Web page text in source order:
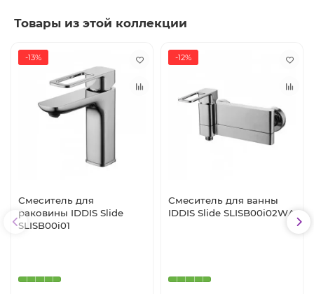
Товары из этой коллекции
-13%
Смеситель для
раковины IDDIS Slide
SLISB00i01
-12%
Смеситель для ванны
IDDIS Slide SLISB00i02WA